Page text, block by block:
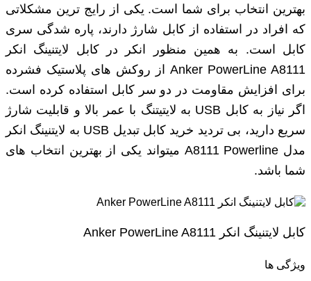
بهترین انتخاب برای شما است. یکی از رایج ترین مشکلاتی
که افراد در استفاده از کابل شارژ دارند، پاره شدگی سری
کابل است. به همین منظور انکر در کابل لایتنینگ انکر
Anker PowerLine A8111 از روکش های پلاستیک فشرده
برای افزایش مقاومت در دو سر کابل استفاده کرده است.
اگر نیاز به کابل USB به لایتیتنگ با عمر بالا و قابلیت شارژ
سریع دارید، بی تردید خرید کابل تبدیل USB به لایتنینگ انکر
مدل A8111 Powerline میتواند یکی از بهترین انتخاب های
شما باشد.
کابل لایتنینگ انکر Anker PowerLine A8111
ویژگی ها